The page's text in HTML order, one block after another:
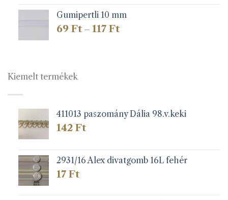
Gumipertli 10 mm
69 Ft – 117 FtÁrtartomány:
Kiemelt termékek
411013 paszomány Dália 98.v.keki
142 Ft
2931/16 Alex divatgomb 16L fehér
17 Ft